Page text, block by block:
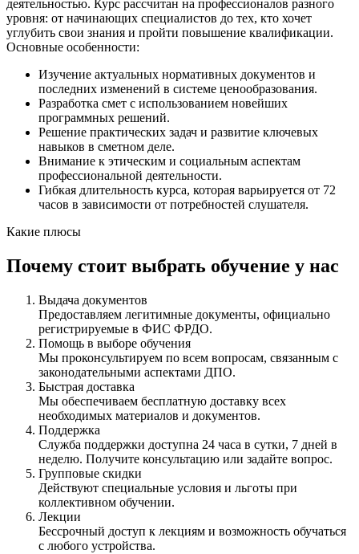
деятельностью. Курс рассчитан на профессионалов разного
уровня: от начинающих специалистов до тех, кто хочет
углубить свои знания и пройти повышение квалификации.
Основные особенности:
Изучение актуальных нормативных документов и
последних изменений в системе ценообразования.
Разработка смет с использованием новейших
программных решений.
Решение практических задач и развитие ключевых
навыков в сметном деле.
Внимание к этическим и социальным аспектам
профессиональной деятельности.
Гибкая длительность курса, которая варьируется от 72
часов в зависимости от потребностей слушателя.
Какие плюсы
Почему стоит выбрать обучение у нас
Выдача документов
Предоставляем легитимные документы, официально
регистрируемые в ФИС ФРДО.
Помощь в выборе обучения
Мы проконсультируем по всем вопросам, связанным с
законодательными аспектами ДПО.
Быстрая доставка
Мы обеспечиваем бесплатную доставку всех
необходимых материалов и документов.
Поддержка
Служба поддержки доступна 24 часа в сутки, 7 дней в
неделю. Получите консультацию или задайте вопрос.
Групповые скидки
Действуют специальные условия и льготы при
коллективном обучении.
Лекции
Бессрочный доступ к лекциям и возможность обучаться
с любого устройства.